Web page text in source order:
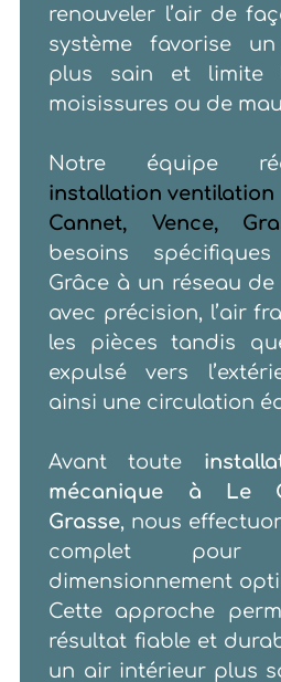
renouveler l’air de
système favorise un
plus sain et limite
moisissures ou de
Notre équipe
installation ventilation
Cannet, Vence,
besoins
Grâce à un réseau
avec précision, l’air
les pièces tandis
expulsé vers
ainsi une circulation
Avant toute
mécanique à Le
Grasse, nous
complet
dimensionnement
Cette approche
résultat fiable et
un air intérieur plus